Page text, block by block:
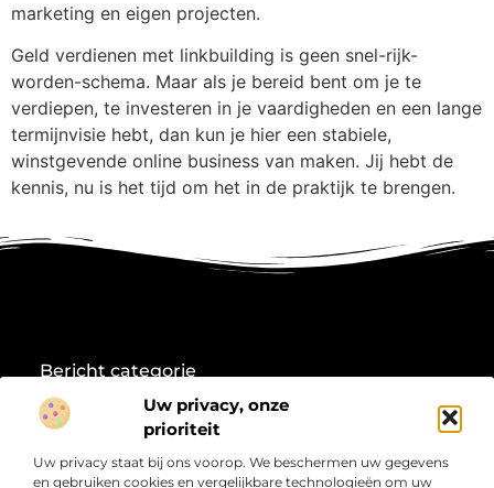
Uw privacy, onze
prioriteit
Uw privacy staat bij ons voorop. We beschermen uw gegevens
en gebruiken cookies en vergelijkbare technologieën om uw
marketing en eigen projecten.
Geld verdienen met linkbuilding is geen snel-rijk-
worden-schema. Maar als je bereid bent om je te
verdiepen, te investeren in je vaardigheden en een lange
termijnvisie hebt, dan kun je hier een stabiele,
winstgevende online business van maken. Jij hebt de
kennis, nu is het tijd om het in de praktijk te brengen.
Onze informatie
Bericht categorie